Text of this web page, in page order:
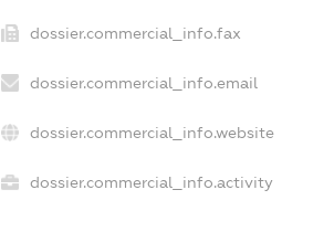
dossier.commercial_info.fax
dossier.commercial_info.email
dossier.commercial_info.website
dossier.commercial_info.activity